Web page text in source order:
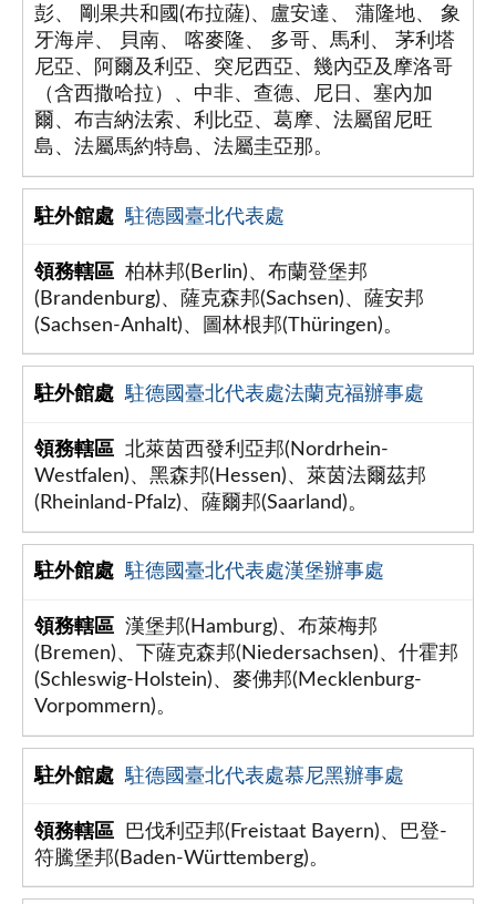
彭、 剛果共和國(布拉薩)、盧安達、 蒲隆地、 象
牙海岸、 貝南、 喀麥隆、 多哥、馬利、 茅利塔
尼亞、阿爾及利亞、突尼西亞、幾內亞及摩洛哥
（含西撒哈拉）、中非、查德、尼日、塞內加
爾、布吉納法索、利比亞、葛摩、法屬留尼旺
島、法屬馬約特島、法屬圭亞那。
駐德國臺北代表處
柏林邦(Berlin)、布蘭登堡邦
(Brandenburg)、薩克森邦(Sachsen)、薩安邦
(Sachsen-Anhalt)、圖林根邦(Thüringen)。
駐德國臺北代表處法蘭克福辦事處
北萊茵西發利亞邦(Nordrhein-
Westfalen)、黑森邦(Hessen)、萊茵法爾茲邦
(Rheinland-Pfalz)、薩爾邦(Saarland)。
駐德國臺北代表處漢堡辦事處
漢堡邦(Hamburg)、布萊梅邦
(Bremen)、下薩克森邦(Niedersachsen)、什霍邦
(Schleswig-Holstein)、麥佛邦(Mecklenburg-
Vorpommern)。
駐德國臺北代表處慕尼黑辦事處
巴伐利亞邦(Freistaat Bayern)、巴登-
符騰堡邦(Baden-Württemberg)。